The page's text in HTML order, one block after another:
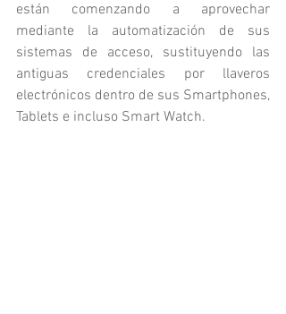
están comenzando a aprovechar
mediante la automatización de sus
sistemas de acceso, sustituyendo las
antiguas credenciales por llaveros
electrónicos dentro de sus Smartphones,
Tablets e incluso Smart Watch.